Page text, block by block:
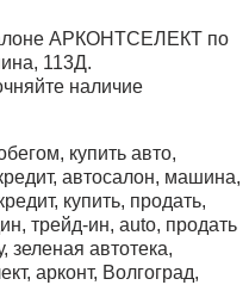
АРКОНТСЕЛЕКТ по
113Д.
наличие
купить авто,
автосалон, машина,
купить, продать,
трейд-ин, auto, продать
зеленая автотека,
арконт, Волгоград,